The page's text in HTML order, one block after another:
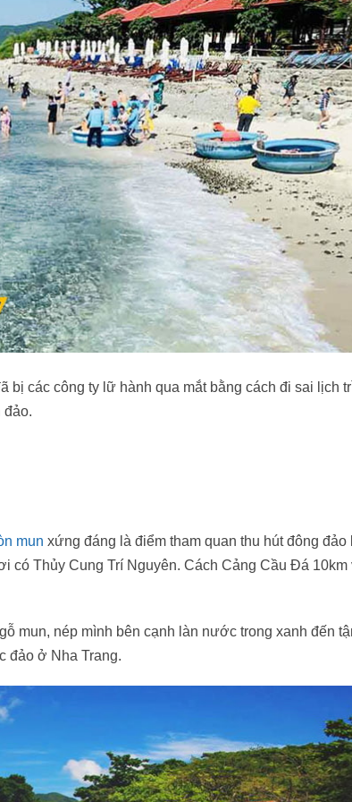
bị các công ty lữ hành qua mắt bằng cách đi sai lịch
đảo.
mun xứng đáng là điểm tham quan thu hút đông đảo
có Thủy Cung Trí Nguyên. Cách Cảng Cầu Đá 10km
mun, nép mình bên cạnh làn nước trong xanh đến
đảo ở Nha Trang.